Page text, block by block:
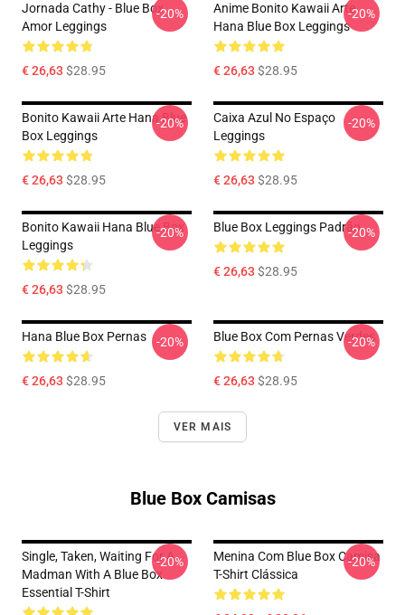
Jornada Cathy - Blue Box
Amor Leggings
€ 26,63 $28.95
-20%
Anime Bonito Kawaii Arte
Hana Blue Box Leggings
€ 26,63 $28.95
-20%
Bonito Kawaii Arte Hana Blue
Box Leggings
€ 26,63 $28.95
-20%
Caixa Azul No Espaço
Leggings
€ 26,63 $28.95
-20%
Bonito Kawaii Hana Blue Box
Leggings
€ 26,63 $28.95
-20% Blue Box Leggings Padrão
€ 26,63 $28.95
-20%
Hana Blue Box Pernas
€ 26,63 $28.95
-20% Blue Box Com Pernas Verdes
€ 26,63 $28.95
-20%
VER MAIS
Blue Box Camisas
Single, Taken, Waiting For A
Madman With A Blue Box
Essential T-Shirt
-20%
Menina Com Blue Box Camisa
T-Shirt Clássica
-20%